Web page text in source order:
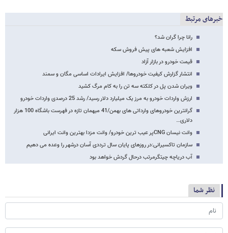
خبرهای مرتبط
رانا چرا گران شد؟
افزایش شعبه های پیش فروش سکه
قیمت خودرو در بازار آزاد
انتشار گزارش کیفیت خودروها/ افزایش ایرادات اساسی مگان و سمند
ویران شدن پل در کلکته سه تن را به کام مرگ کشید
ارزش واردات خودرو به مرز یک میلیارد دلار رسید/ رشد 25 درصدی واردات خودرو
گرانترین خودروهای وارداتی های بهمن/41 میهمان تازه در فهرست باشگاه 100 هزار
دلاری…
وانت نیسان CNGپر عیب ترین خودرو/ وانت مزدا بهترین وانت ایرانی
سازمان تاکسیرانی:در روزهای پایان سال ترددی آسان درشهر را وعده می دهیم
آب دریاچه چیتگرمرتب درحال گردش خواهد بود
نظر شما